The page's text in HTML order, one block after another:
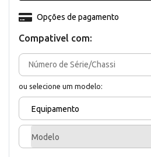
Compativel com:
ou selecione um modelo:
Equipamento
Modelo
Opções de pagamento